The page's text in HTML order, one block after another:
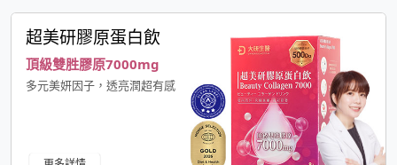
超美研膠原蛋白飲
頂級雙胜膠原7000mg
多元美妍因子，透亮潤超有感